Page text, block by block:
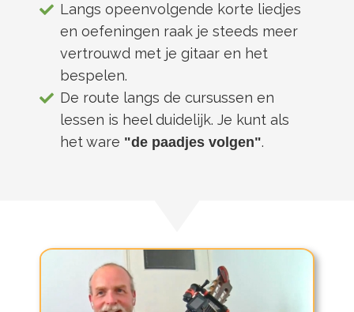
Langs opeenvolgende korte liedjes
en oefeningen raak je steeds meer
vertrouwd met je gitaar en het
bespelen.
De route langs de cursussen en
lessen is heel duidelijk. Je kunt als
het ware "de paadjes volgen".